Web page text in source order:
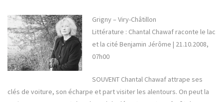
Grigny – Viry-Châtillon
Littérature : Chantal Chawaf raconte le lac
et la cité Benjamin Jérôme | 21.10.2008,
07h00
SOUVENT Chantal Chawaf attrape ses
clés de voiture, son écharpe et part visiter les alentours. On peut la